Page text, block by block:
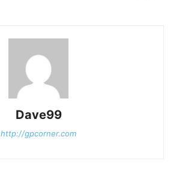
Dave99
http://gpcorner.com